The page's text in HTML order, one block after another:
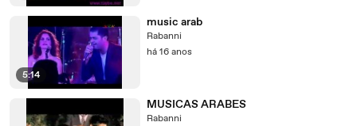
5:14
music arab
Rabanni
há 16 anos
MUSICAS ARABES
Rabanni